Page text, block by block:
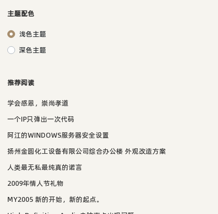
主题配色
浅色主题
深色主题
推荐阅读
学会感恩，崇尚孝道
一个IP只弹出一次代码
阿江的WINDOWS服务器安全设置
扬州金圆化工设备有限公司综合办公楼 外观改造方案
人类最无私最纯真的诺言
2009年情人节礼物
MY2005 新的开始，新的起点。